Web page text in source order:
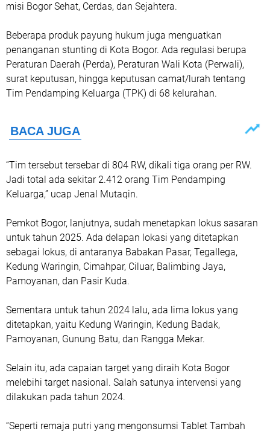
misi Bogor Sehat, Cerdas, dan Sejahtera.
Beberapa produk payung hukum juga menguatkan
penanganan stunting di Kota Bogor. Ada regulasi berupa
Peraturan Daerah (Perda), Peraturan Wali Kota (Perwali),
surat keputusan, hingga keputusan camat/lurah tentang
Tim Pendamping Keluarga (TPK) di 68 kelurahan.
“Tim tersebut tersebar di 804 RW, dikali tiga orang per RW.
Jadi total ada sekitar 2.412 orang Tim Pendamping
Keluarga,” ucap Jenal Mutaqin.
Pemkot Bogor, lanjutnya, sudah menetapkan lokus sasaran
untuk tahun 2025. Ada delapan lokasi yang ditetapkan
sebagai lokus, di antaranya Babakan Pasar, Tegallega,
Kedung Waringin, Cimahpar, Ciluar, Balimbing Jaya,
Pamoyanan, dan Pasir Kuda.
Sementara untuk tahun 2024 lalu, ada lima lokus yang
ditetapkan, yaitu Kedung Waringin, Kedung Badak,
Pamoyanan, Gunung Batu, dan Rangga Mekar.
Selain itu, ada capaian target yang diraih Kota Bogor
melebihi target nasional. Salah satunya intervensi yang
dilakukan pada tahun 2024.
“Seperti remaja putri yang mengonsumsi Tablet Tambah